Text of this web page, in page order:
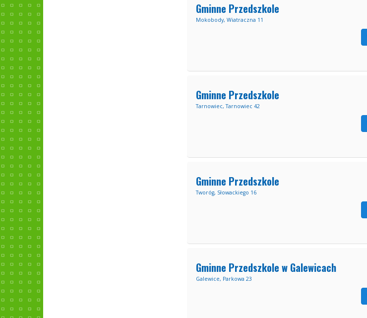
Gminne Przedszkole
Mokobody, Wiatraczna 11
Gminne Przedszkole
Tarnowiec, Tarnowiec 42
Gminne Przedszkole
Tworóg, Słowackiego 16
Gminne Przedszkole w Galewicach
Galewice, Parkowa 23